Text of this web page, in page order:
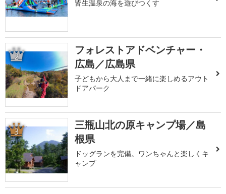
皆生温泉の海を遊びつくす
2
フォレストアドベンチャー・
広島／広島県
子どもから大人まで一緒に楽しめるアウト
ドアパーク
3
三瓶山北の原キャンプ場／島
根県
ドッグランを完備。ワンちゃんと楽しくキ
ャンプ